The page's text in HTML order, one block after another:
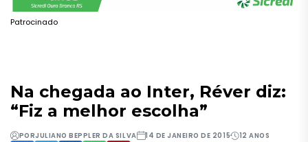
Patrocinado
Na chegada ao Inter, Réver diz:
“Fiz a melhor escolha”
PORJULIANO BEPPLER DA SILVA 14 DE JANEIRO DE 2015 12 ANOS